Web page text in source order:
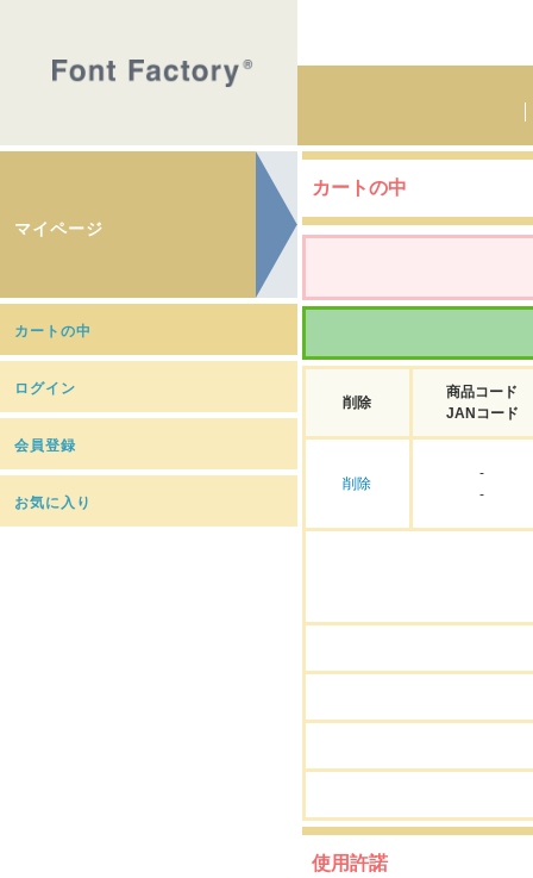
マイページ
カートの中
ログイン
会員登録
お気に入り
カートの中
削除
商品コード
JANコード
削除
-
-
使用許諾